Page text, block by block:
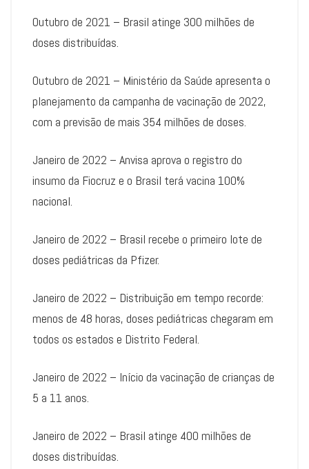
Outubro de 2021 – Brasil atinge 300 milhões de
doses distribuídas.
Outubro de 2021 – Ministério da Saúde apresenta o
planejamento da campanha de vacinação de 2022,
com a previsão de mais 354 milhões de doses.
Janeiro de 2022 – Anvisa aprova o registro do
insumo da Fiocruz e o Brasil terá vacina 100%
nacional.
Janeiro de 2022 – Brasil recebe o primeiro lote de
doses pediátricas da Pfizer.
Janeiro de 2022 – Distribuição em tempo recorde:
menos de 48 horas, doses pediátricas chegaram em
todos os estados e Distrito Federal.
Janeiro de 2022 – Início da vacinação de crianças de
5 a 11 anos.
Janeiro de 2022 – Brasil atinge 400 milhões de
doses distribuídas.